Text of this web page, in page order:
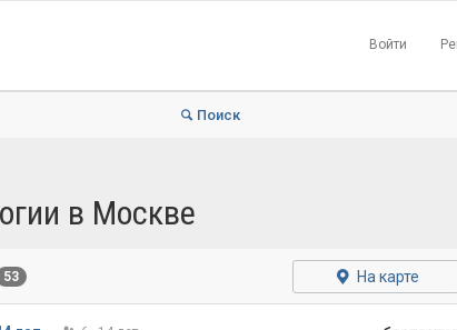
Войти
Поиск
в Москве
53 На карте